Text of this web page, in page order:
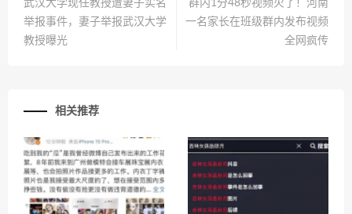
武汉大学现任教授遭妻子实名
举报事件，妻子举报武汉大学
教授曝光
群内1分48秒视频火了！河南
一名家长在班级群内发布视频
全网疯传
相关推荐